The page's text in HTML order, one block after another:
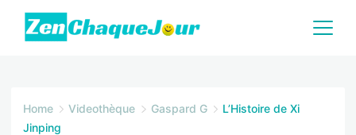
Skip
Home Videothèque Gaspard G
L’Histoire de Xi
Jinping